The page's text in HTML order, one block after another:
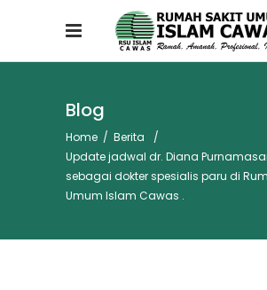
Blog
Home / Berita
/
Update jadwal dr. Diana
sebagai dokter spesialis paru di
Umum Islam Cawas .